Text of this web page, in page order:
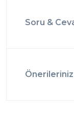
Soru &
Önerileriniz